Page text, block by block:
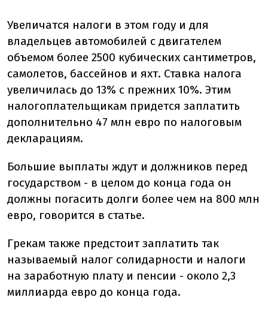
Увеличатся налоги в этом году и для
владельцев автомобилей с двигателем
объемом более 2500 кубических сантиметров,
самолетов, бассейнов и яхт. Ставка налога
увеличилась до 13% с прежних 10%. Этим
налогоплательщикам придется заплатить
дополнительно 47 млн евро по налоговым
декларациям.
Большие выплаты ждут и должников перед
государством - в целом до конца года он
должны погасить долги более чем на 800 млн
евро, говорится в статье.
Грекам также предстоит заплатить так
называемый налог солидарности и налоги
на заработную плату и пенсии - около 2,3
миллиарда евро до конца года.